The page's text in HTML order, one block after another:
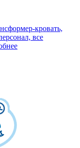
кровать,
все